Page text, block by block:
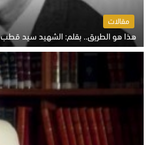
مقالات
هذا هو الطريق.. بقلم: الشهيد سيد قطب
الخميس 6 أغسطس 2026 10:52 ص